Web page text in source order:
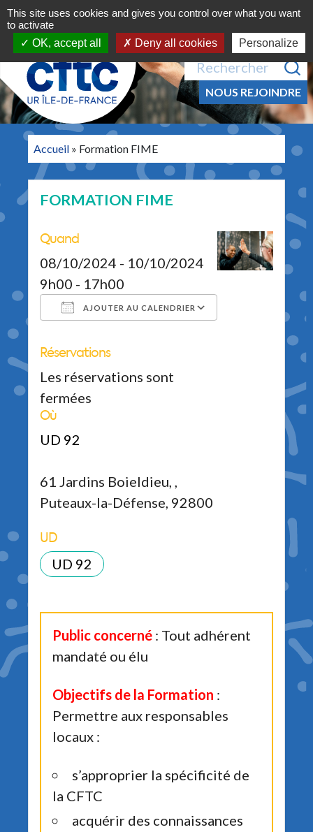
Aller au contenu
Navigation principale
MENU
Recherche pour :
NOUS REJOINDRE
Accueil » Formation FIME
FORMATION FIME
Quand
08/10/2024 - 10/10/2024
9h00 - 17h00
AJOUTER AU CALENDRIER
Télécharger ICS
Calendrier Google
Réservations
Les réservations sont
fermées
Où
UD 92
61 Jardins Boieldieu, ,
Puteaux-la-Défense, 92800
UD
UD 92
Public concerné : Tout adhérent
mandaté ou élu
Objectifs de la Formation :
Permettre aux responsables
locaux :
s’approprier la spécificité de
la CFTC
acquérir des connaissances
This site uses cookies and gives you control over what you want
to activate
OK, accept all
Deny all cookies Personalize